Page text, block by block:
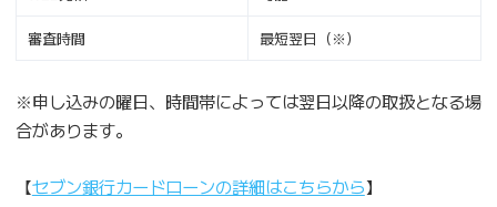
審査時間 最短翌日（※）
※申し込みの曜日、時間帯によっては翌日以降の取扱となる場
合があります。
【セブン銀行カードローンの詳細はこちらから】